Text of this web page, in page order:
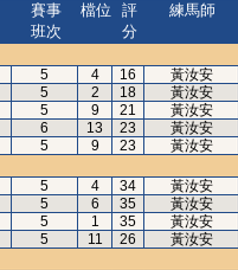
賽事
班次
檔位
評
分
練馬師
5 4 16 黃汝安
5 2 18 黃汝安
5 9 21 黃汝安
6 13 23 黃汝安
5 9 23 黃汝安
5 4 34 黃汝安
5 6 35 黃汝安
5 1 35 黃汝安
5 11 26 黃汝安